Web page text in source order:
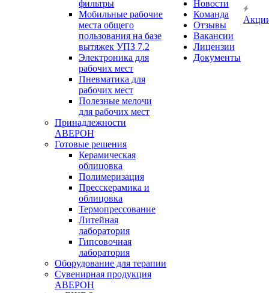
фильтры
Мобильные рабочие
места общего
пользования на базе
вытяжек УПЗ 7.2
Электроника для
рабочих мест
Пневматика для
рабочих мест
Полезные мелочи
для рабочих мест
Принадлежности
АВЕРОН
Готовые решения
Керамическая
облицовка
Полимеризация
Пресскерамика и
облицовка
Термопрессование
Литейная
лаборатория
Гипсовочная
лаборатория
Оборудование для терапии
Сувенирная продукция
АВЕРОН
Новости
Команда
Отзывы
Вакансии
Лицензии
Документы